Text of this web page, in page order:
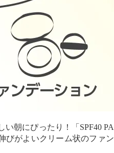
朝にぴったり！「SPF40 PA
びがよいクリーム状のファン